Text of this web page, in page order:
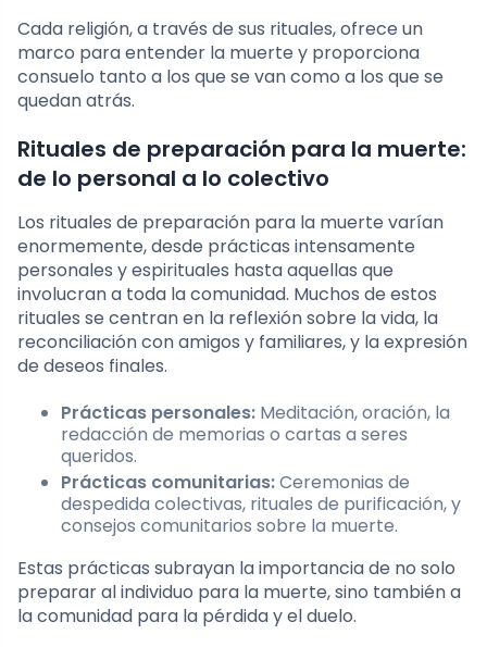
Cada religión, a través de sus rituales, ofrece un
marco para entender la muerte y proporciona
consuelo tanto a los que se van como a los que se
quedan atrás.
Rituales de preparación para la muerte:
de lo personal a lo colectivo
Los rituales de preparación para la muerte varían
enormemente, desde prácticas intensamente
personales y espirituales hasta aquellas que
involucran a toda la comunidad. Muchos de estos
rituales se centran en la reflexión sobre la vida, la
reconciliación con amigos y familiares, y la expresión
de deseos finales.
Prácticas personales: Meditación, oración, la
redacción de memorias o cartas a seres
queridos.
Prácticas comunitarias:Ceremonias de
despedida colectivas, rituales de purificación, y
consejos comunitarios sobre la muerte.
Estas prácticas subrayan la importancia de no solo
preparar al individuo para la muerte, sino también a
la comunidad para la pérdida y el duelo.